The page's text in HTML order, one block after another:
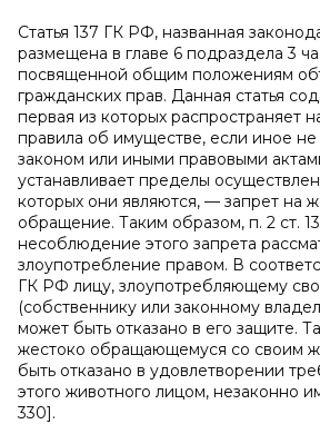
Статья 137 ГК РФ, названная
размещена в главе 6 подраздела 3
посвященной общим положениям
гражданских прав. Данная статья
первая из которых распространяет
правила об имуществе, если иное не
законом или иными правовыми
устанавливает пределы
которых они являются, — запрет на
обращение. Таким образом, п. 2 ст.
несоблюдение этого запрета
злоупотребление правом. В
ГК РФ лицу, злоупотребляющему
(собственнику или законному
может быть отказано в его защите.
жестоко обращающемуся со своим
быть отказано в удовлетворении
этого животного лицом, незаконно
330].